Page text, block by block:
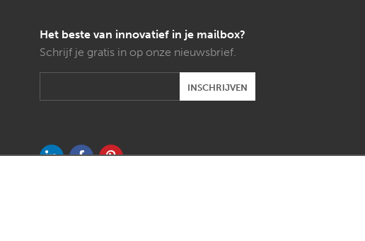
Het beste van innovatief in je mailbox?
Schrijf je gratis in op onze nieuwsbrief.